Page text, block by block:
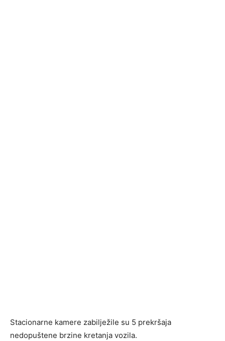
Stacionarne kamere zabilježile su 5 prekršaja
nedopuštene brzine kretanja vozila.